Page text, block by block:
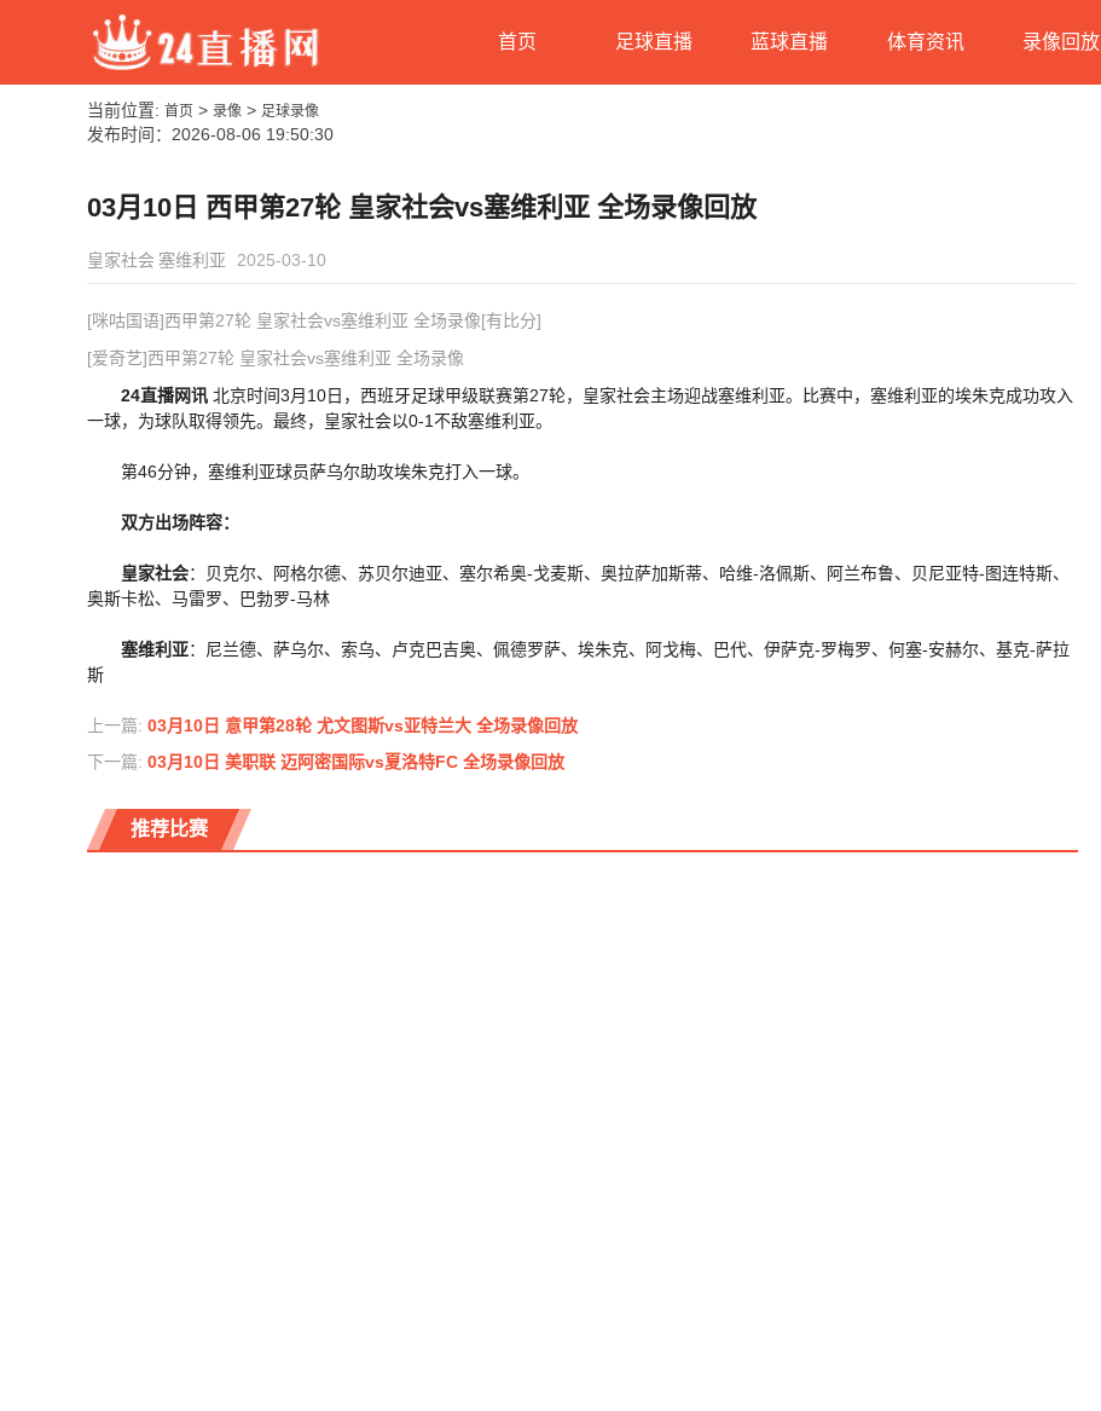
首页 足球直播 蓝球直播 体育资讯 录像回放
当前位置: 首页 > 录像 > 足球录像
发布时间： 2026-08-06 19:50:30
03月10日 西甲第27轮 皇家社会vs塞维利亚 全场录像回放
皇家社会 塞维利亚 2025-03-10
[咪咕国语]西甲第27轮 皇家社会vs塞维利亚 全场录像[有比分]
[爱奇艺]西甲第27轮 皇家社会vs塞维利亚 全场录像
24直播网讯 北京时间3月10日，西班牙足球甲级联赛第27轮，皇家社会主场迎战塞维利亚。比赛中，塞维利亚的埃朱克成功攻入
一球，为球队取得领先。最终，皇家社会以0-1不敌塞维利亚。
第46分钟，塞维利亚球员萨乌尔助攻埃朱克打入一球。
双方出场阵容：
皇家社会：贝克尔、阿格尔德、苏贝尔迪亚、塞尔希奥-戈麦斯、奥拉萨加斯蒂、哈维-洛佩斯、阿兰布鲁、贝尼亚特-图连特斯、
奥斯卡松、马雷罗、巴勃罗-马林
塞维利亚：尼兰德、萨乌尔、索乌、卢克巴吉奥、佩德罗萨、埃朱克、阿戈梅、巴代、伊萨克-罗梅罗、何塞-安赫尔、基克-萨拉
斯
上一篇: 03月10日 意甲第28轮 尤文图斯vs亚特兰大 全场录像回放
下一篇: 03月10日 美职联 迈阿密国际vs夏洛特FC 全场录像回放
推荐比赛